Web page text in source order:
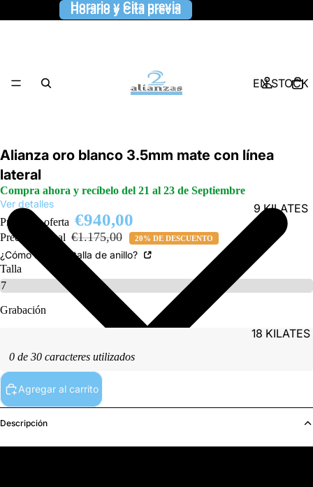
Horario y Cita previa
Horario y Cita previa
EN STOCK
9 KILATES
18 KILATES
Alianza oro blanco 3.5mm mate con línea
lateral
Compra ahora y recíbelo del 21 al 23 de Septiembre
Ver detalles
Precio de oferta €940,00
Precio habitual €1.175,00 20% DE DESCUENTO
¿Cómo saber la talla de anillo?
Talla
Grabación
0 de 30 caracteres utilizados
Agregar al carrito
Descripción